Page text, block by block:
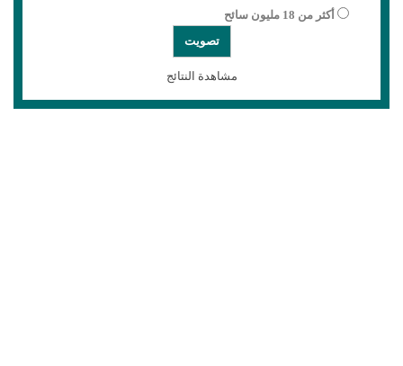
أكثر من 18 مليون سائح
مشاهدة النتائج